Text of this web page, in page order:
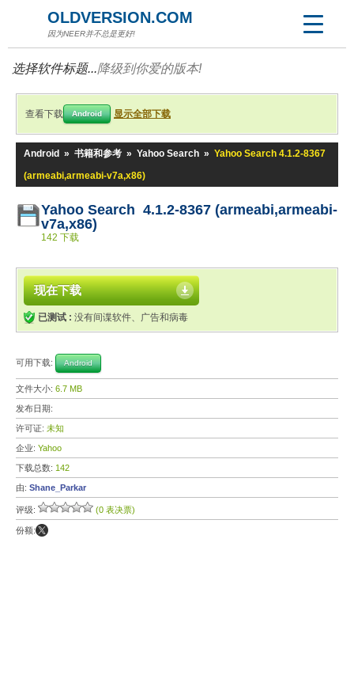
OLDVERSION.COM
因为NEER并不总是更好!
选择软件标题...降级到你爱的版本!
查看下载 Android 显示全部下载
Android » 书籍和参考 » Yahoo Search » Yahoo Search 4.1.2-8367
(armeabi,armeabi-v7a,x86)
Yahoo Search 4.1.2-8367 (armeabi,armeabi-
v7a,x86)
142 下载
现在下载
已测试 : 没有间谍软件、广告和病毒
可用下载: Android
文件大小: 6.7 MB
发布日期:
许可证: 未知
企业: Yahoo
下载总数: 142
由: Shane_Parkar
评级: (0 表决票)
份额: